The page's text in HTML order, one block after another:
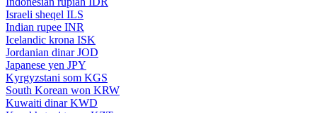
Israeli sheqel ILS
Indian rupee INR
Icelandic krona ISK
Jordanian dinar JOD
Japanese yen JPY
Kyrgyzstani som KGS
South Korean won KRW
Kuwaiti dinar KWD